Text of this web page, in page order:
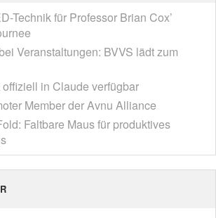
Technik für Professor Brian Cox’
Veranstaltungen: BVVS lädt zum
in Claude verfügbar
Member der Avnu Alliance
Faltbare Maus für produktives